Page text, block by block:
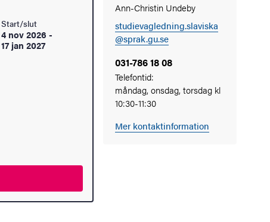
Start/slut
4 nov 2026 -
17 jan 2027
Ann-Christin Undeby
studievagledning.slaviska
@sprak.gu.se
031-786 18 08
Telefontid:
måndag, onsdag, torsdag kl
10:30-11:30
Mer kontaktinformation